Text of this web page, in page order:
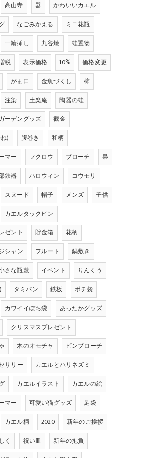
高山寺 器
かわいいカエル
なごみかえる
ミニ花瓶
一輪挿し 九谷焼
蛙置物
税 表示価格 10%
価格変更
がま口 金魚づくし
柿
注染 土楽庵
陶器の蛙
ガーデングッズ
截金
)
腹巻き
和柄
マー
フクロウ ブローチ
梟
鉄器 ハロウィン
コウモリ
スヌード 帽子 メンズ
子供
カエルタックピン
ゼント
貯金箱
花柄
シャン
フルート
鍋敷き
さな瓶敷 イベント
りんくう
タミパン 鉄板
ポチ袋
カワイイぽち袋
あったかグッズ
クリスマスプレゼント
木のオモチャ
ピンブローチ
サリー
カエルとハリネズミ
カエルイラスト
カエルの絵
マー
可愛い猫グッズ
足袋
カエル柄 2020
新年のご挨拶
く
祝い皿
新年の抱負